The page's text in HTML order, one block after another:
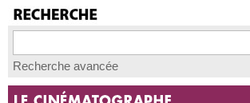
Recherche avancée